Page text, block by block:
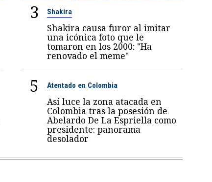
3 Shakira
Shakira causa furor al imitar
una icónica foto que le
tomaron en los 2000: "Ha
renovado el meme"
5 Atentado en Colombia
Así luce la zona atacada en
Colombia tras la posesión de
Abelardo De La Espriella como
presidente: panorama
desolador